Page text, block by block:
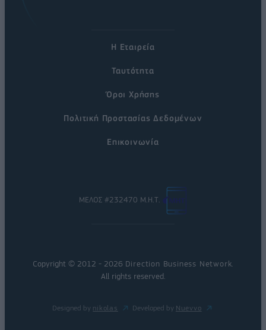
Η Εταιρεία
Ταυτότητα
Όροι Χρήσης
Πολιτική Προστασίας Δεδομένων
Επικοινωνία
ΜΕΛΟΣ #232470 Μ.Η.Τ.
Copyright © 2012 - 2026 Direction Business Network
All rights reserved.
Designed by nikolas Developed by Nuevvo